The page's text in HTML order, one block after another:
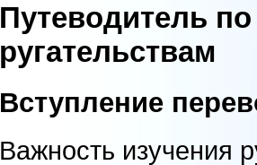
Путеводитель
ругательствам
Вступление
Важность изучения